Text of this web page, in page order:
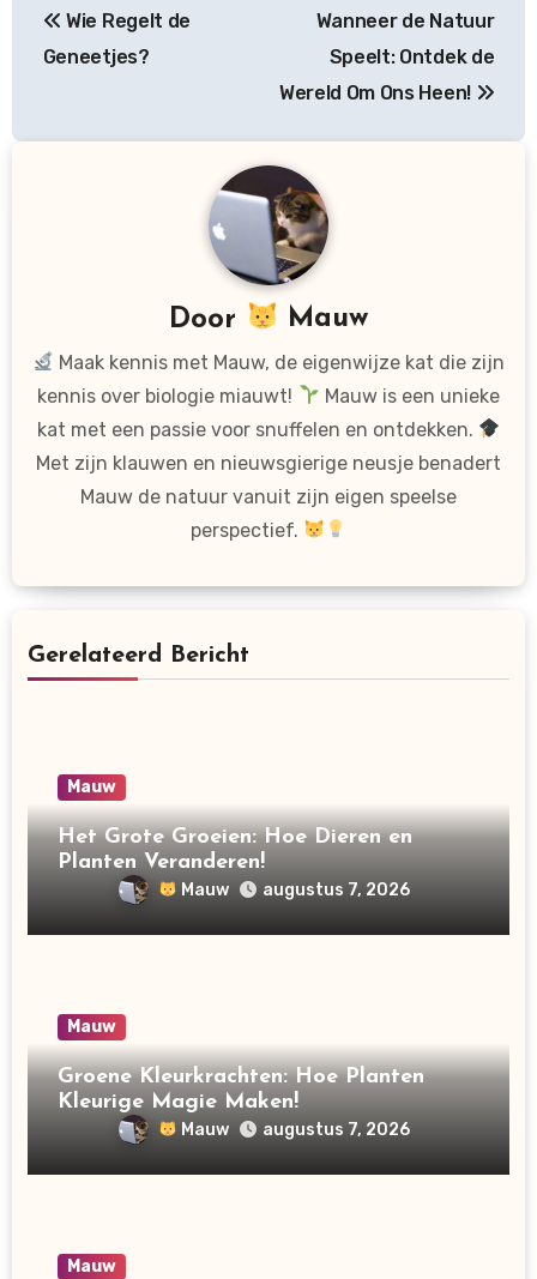
navigatie
Wie Regelt de
Geneetjes?
Wanneer de Natuur
Speelt: Ontdek de
Wereld Om Ons Heen!
Door Mauw
Maak kennis met Mauw, de eigenwijze kat die zijn
kennis over biologie miauwt!
Mauw is een unieke
kat met een passie voor snuffelen en ontdekken.
Met zijn klauwen en nieuwsgierige neusje benadert
Mauw de natuur vanuit zijn eigen speelse
perspectief.
Gerelateerd Bericht
Mauw
Het Grote Groeien: Hoe Dieren en
Planten Veranderen!
Mauw augustus 7, 2026
Mauw
Groene Kleurkrachten: Hoe Planten
Kleurige Magie Maken!
Mauw augustus 7, 2026
Mauw